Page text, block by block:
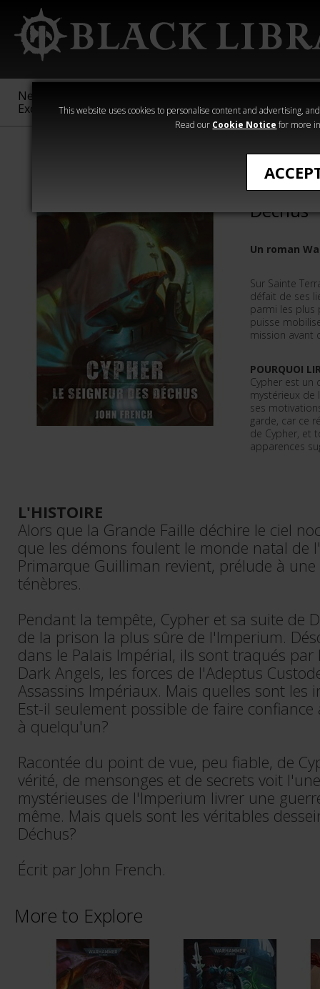
This website uses cookies to personalise content and advertising,
Read our Cookie Notice for more
New &
Exclusive
Sigmar
40,000
Heresy
Cypher:
Déchus
Un roman
Sur Sainte
défait de ses
parmi les plus
puisse
mission avant
POURQUOI
Cypher est un
mystérieux de
ses
garde, car ce
de Cypher, et
apparences
L'HISTOIRE
Alors que la Grande Faille déchire le ciel
que les démons foulent le monde natal de
Primarque Guilliman revient, prélude à
ténèbres.
Pendant la tempête, Cypher et sa suite de
de la prison la plus sûre de l'Imperium.
dans le Palais Impérial, ils sont traqués par
Dark Angels, les forces de l'Adeptus
Assassins Impériaux. Mais quelles sont les
Est-il seulement possible de faire
à quelqu'un?
Racontée du point de vue, peu fiable, de
vérité, de mensonges et de secrets voit
mystérieuses de l'Imperium livrer une
même. Mais quels sont les véritables
Déchus?
Écrit par John French.
More to Explore